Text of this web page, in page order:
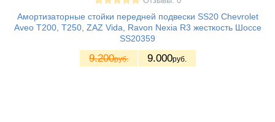
Амортизаторные стойки передней подвески SS20 Chevrolet
Aveo T200, T250, ZAZ Vida, Ravon Nexia R3 жесткость Шоссе
SS20359
9.200руб. 9.000руб.